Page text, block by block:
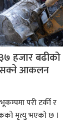
हजार बढीको
आकलन
परी टर्की र
मृत्यु भएको छ ।